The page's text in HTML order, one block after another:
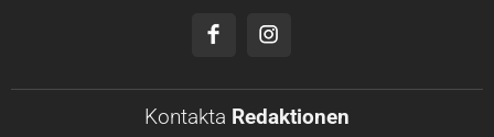
Kontakta Redaktionen